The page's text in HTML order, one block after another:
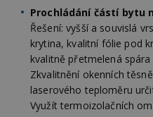
Prochládání částí bytu
Řešení: vyšší a souvislá
krytina, kvalitní fólie pod
kvalitně přetmelená
Zkvalitnění okenních
laserového teploměru
Využít termoizolačních
_dc_gtm_UA-